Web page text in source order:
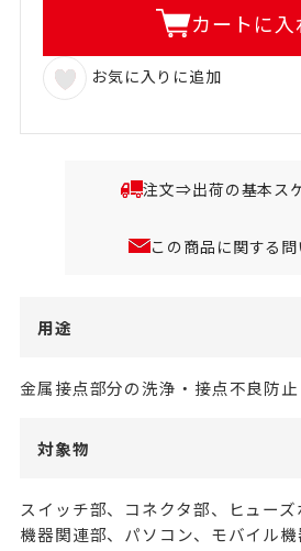
カートに入
お気に入りに追加
注文⇒出荷の基本ス
この商品に関する
用途
金属接点部分の洗浄・接点不良防
対象物
スイッチ部、コネクタ部、ヒュー
機器関連部、パソコン、モバイル